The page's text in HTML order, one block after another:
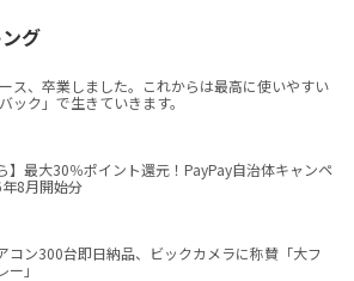
グ
ス、卒業しました。これからは最高に使いやすい
ック」で生きていきます。
】最大30％ポイント還元！PayPay自治体キャンペ
8月開始分
コン300台即日納品、ビックカメラに称賛「大フ
」